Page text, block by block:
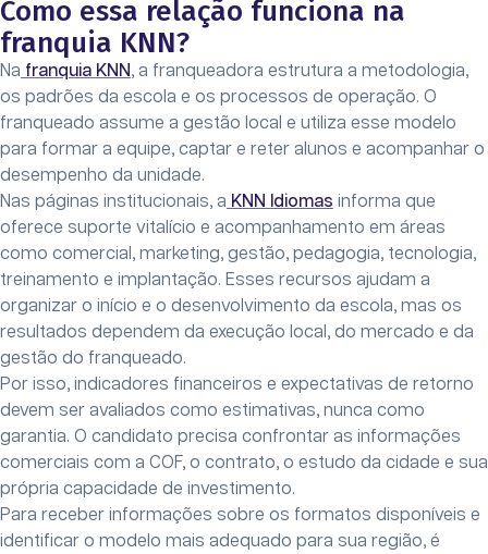
Como essa relação funciona na
franquia KNN?
Na franquia KNN, a franqueadora estrutura a metodologia,
os padrões da escola e os processos de operação. O
franqueado assume a gestão local e utiliza esse modelo
para formar a equipe, captar e reter alunos e acompanhar o
desempenho da unidade.
Nas páginas institucionais, a KNN Idiomas informa que
oferece suporte vitalício e acompanhamento em áreas
como comercial, marketing, gestão, pedagogia, tecnologia,
treinamento e implantação. Esses recursos ajudam a
organizar o início e o desenvolvimento da escola, mas os
resultados dependem da execução local, do mercado e da
gestão do franqueado.
Por isso, indicadores financeiros e expectativas de retorno
devem ser avaliados como estimativas, nunca como
garantia. O candidato precisa confrontar as informações
comerciais com a COF, o contrato, o estudo da cidade e sua
própria capacidade de investimento.
Para receber informações sobre os formatos disponíveis e
identificar o modelo mais adequado para sua região, é